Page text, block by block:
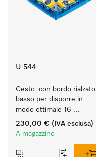
U 544
Cesto  con bordo rialzato
basso per disporre in
modo ottimale 16
bicchieri fino a 23 cm.
230,00 € (IVA esclusa)
A magazzino